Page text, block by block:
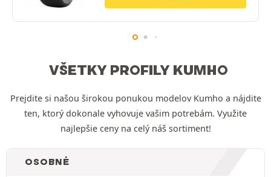
VŠETKY PROFILY KUMHO
Prejdite si našou širokou ponukou modelov Kumho a nájdite
ten, ktorý dokonale vyhovuje vašim potrebám. Využite
najlepšie ceny na celý náš sortiment!
OSOBNÉ